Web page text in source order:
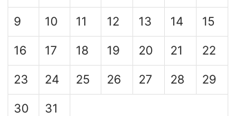
9 10 11 12 13 14 15
16 17 18 19 20 21 22
23 24 25 26 27 28 29
30 31